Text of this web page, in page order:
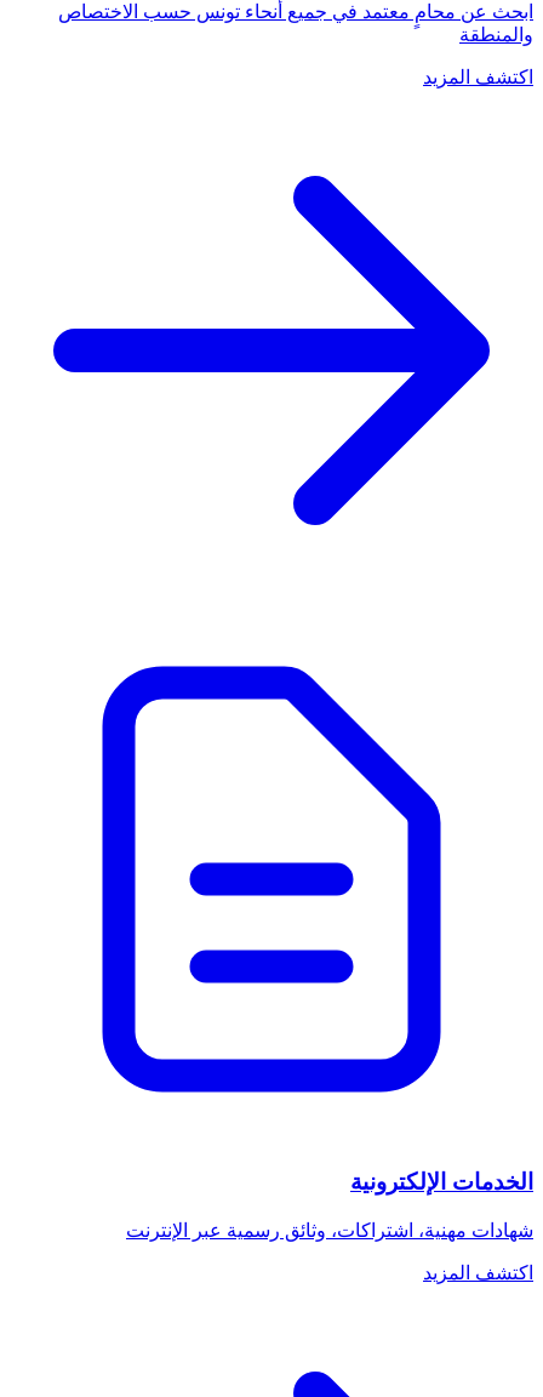
ابحث عن محامٍ معتمد في جميع أنحاء تونس حسب الاختصاص
والمنطقة
اكتشف المزيد
الخدمات الإلكترونية
شهادات مهنية، اشتراكات، وثائق رسمية عبر الإنترنت
اكتشف المزيد